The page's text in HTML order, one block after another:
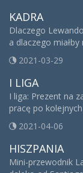
KADRA
Dlaczego
a dlaczego miałby
2021-03-29
I LIGA
I liga: Prezent na
pracę po
2021-04-06
HISZPANIA
Mini-przewodnik